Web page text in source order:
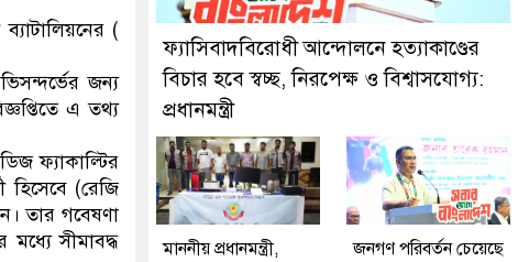
মিরপুর মডেল থানা পুলিশ
(
জন্য
এ তথ্য
ফ্যাকাল্টির
হিসেবে (রেজি
তার গবেষণা
মধ্যে সীমাবদ্ধ
ফ্যাসিবাদবিরোধী আন্দোলনে হত্যাকাণ্ডের
বিচার হবে স্বচ্ছ, নিরপেক্ষ ও বিশ্বাসযোগ্য:
প্রধানমন্ত্রী
মাননীয় প্রধানমন্ত্রী,
জনগণ পরিবর্তন চেয়েছে